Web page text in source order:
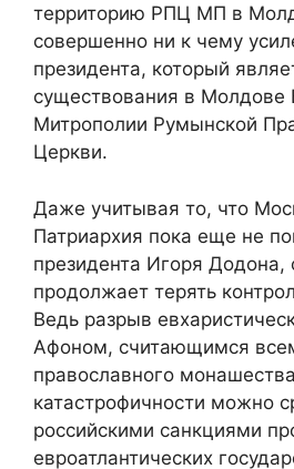
территорию РПЦ МП в
совершенно ни к чему
президента, который
существования в Молдове
Митрополии Румынской
Церкви.
Даже учитывая то, что
Патриархия пока еще не
президента Игоря Додона,
продолжает терять
Ведь разрыв
Афоном, считающимся
православного
катастрофичности можно
российскими санкциями
евроатлантических